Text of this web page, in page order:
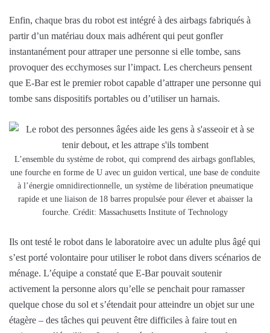
Enfin, chaque bras du robot est intégré à des airbags fabriqués à
partir d’un matériau doux mais adhérent qui peut gonfler
instantanément pour attraper une personne si elle tombe, sans
provoquer des ecchymoses sur l’impact. Les chercheurs pensent
que E-Bar est le premier robot capable d’attraper une personne qui
tombe sans dispositifs portables ou d’utiliser un harnais.
L’ensemble du système de robot, qui comprend des airbags gonflables,
une fourche en forme de U avec un guidon vertical, une base de conduite
à l’énergie omnidirectionnelle, un système de libération pneumatique
rapide et une liaison de 18 barres propulsée pour élever et abaisser la
fourche. Crédit: Massachusetts Institute of Technology
Ils ont testé le robot dans le laboratoire avec un adulte plus âgé qui
s’est porté volontaire pour utiliser le robot dans divers scénarios de
ménage. L’équipe a constaté que E-Bar pouvait soutenir
activement la personne alors qu’elle se penchait pour ramasser
quelque chose du sol et s’étendait pour atteindre un objet sur une
étagère – des tâches qui peuvent être difficiles à faire tout en